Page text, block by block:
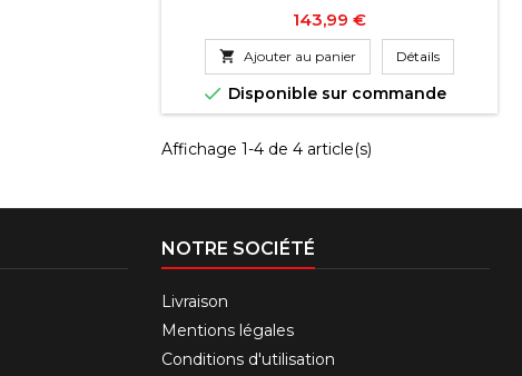
Prix
143,99 €
 Ajouter au panier Détails
 Disponible sur commande
Affichage 1-4 de 4 article(s)
NOTRE SOCIÉTÉ
Livraison
Mentions légales
Conditions d'utilisation